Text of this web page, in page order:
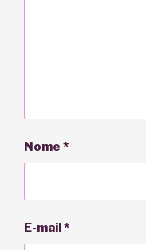
Nome *
E-mail*